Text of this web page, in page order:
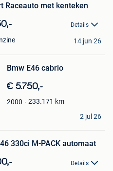
Raceauto met kenteken
Details
14 jun 26
Bmw E46 cabrio
€ 5.750,-
2000 233.171 km
2 jul 26
330ci M-PACK automaat
Details